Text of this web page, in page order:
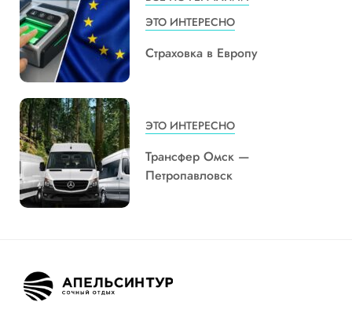
ЭТО ИНТЕРЕСНО
Страховка в Европу
ЭТО ИНТЕРЕСНО
Трансфер Омск —
Петропавловск